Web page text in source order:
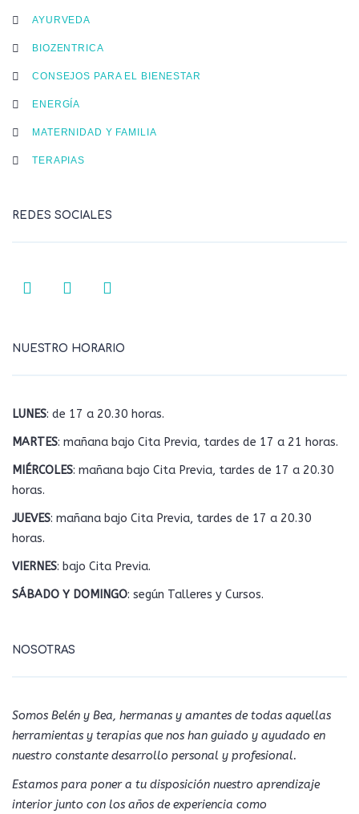
AYURVEDA
BIOZENTRICA
CONSEJOS PARA EL BIENESTAR
ENERGÍA
MATERNIDAD Y FAMILIA
TERAPIAS
REDES SOCIALES
NUESTRO HORARIO
LUNES: de 17 a 20.30 horas.
MARTES: mañana bajo Cita Previa, tardes de 17 a 21 horas.
MIÉRCOLES: mañana bajo Cita Previa, tardes de 17 a 20.30
horas.
JUEVES: mañana bajo Cita Previa, tardes de 17 a 20.30
horas.
VIERNES: bajo Cita Previa.
SÁBADO Y DOMINGO: según Talleres y Cursos.
NOSOTRAS
Somos Belén y Bea, hermanas y amantes de todas aquellas
herramientas y terapias que nos han guiado y ayudado en
nuestro constante desarrollo personal y profesional.
Estamos para poner a tu disposición nuestro aprendizaje
interior junto con los años de experiencia como